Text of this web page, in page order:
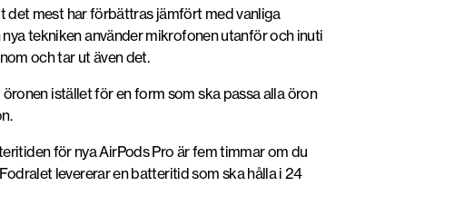
det mest har förbättras jämfört med vanliga
tekniken använder mikrofonen utanför och inuti
och tar ut även det.
istället för en form som ska passa alla öron
för nya AirPods Pro är fem timmar om du
levererar en batteritid som ska hålla i 24